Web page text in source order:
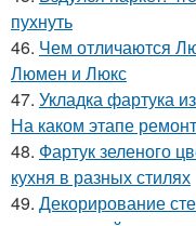
пухнуть
46. Чем отличаются
Люмен и Люкс
47. Укладка фартука
На каком этапе
48. Фартук зеленого
кухня в разных стилях
49. Декорирование